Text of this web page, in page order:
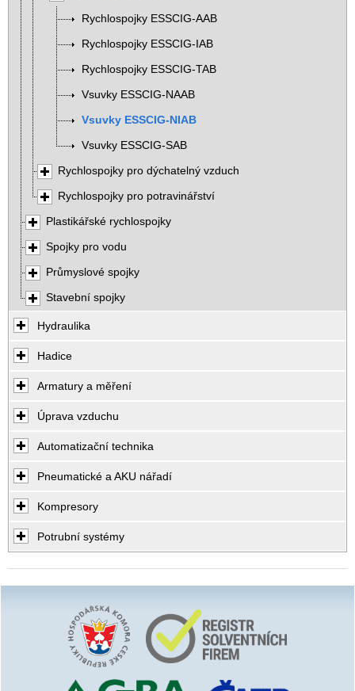
Rychlospojky ESSCIG-AAB
Rychlospojky ESSCIG-IAB
Rychlospojky ESSCIG-TAB
Vsuvky ESSCIG-NAAB
Vsuvky ESSCIG-NIAB
Vsuvky ESSCIG-SAB
Rychlospojky pro dýchatelný vzduch
Rychlospojky pro potravinářství
Plastikářské rychlospojky
Spojky pro vodu
Průmyslové spojky
Stavební spojky
Hydraulika
Hadice
Armatury a měření
Úprava vzduchu
Automatizační technika
Pneumatické a AKU nářadí
Kompresory
Potrubní systémy